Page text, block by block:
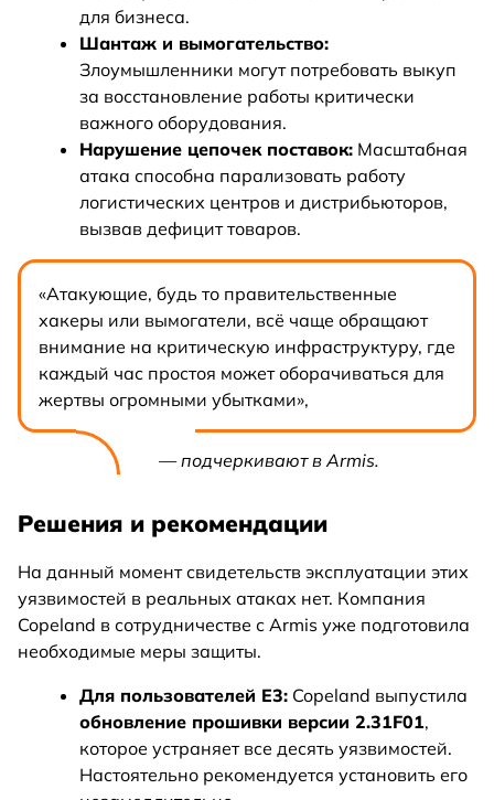
для бизнеса.
Шантаж и вымогательство:
Злоумышленники могут потребовать выкуп
за восстановление работы критически
важного оборудования.
Нарушение цепочек поставок: Масштабная
атака способна парализовать работу
логистических центров и дистрибьюторов,
вызвав дефицит товаров.
«Атакующие, будь то правительственные
хакеры или вымогатели, всё чаще обращают
внимание на критическую инфраструктуру, где
каждый час простоя может оборачиваться для
жертвы огромными убытками»,
— подчеркивают в Armis.
Решения и рекомендации
На данный момент свидетельств эксплуатации этих
уязвимостей в реальных атаках нет. Компания
Copeland в сотрудничестве с Armis уже подготовила
необходимые меры защиты.
Для пользователей E3: Copeland выпустила
обновление прошивки версии 2.31F01,
которое устраняет все десять уязвимостей.
Настоятельно рекомендуется установить его